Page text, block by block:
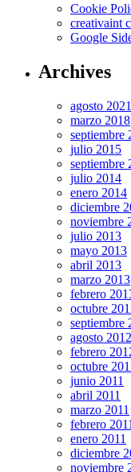
Cookie
creativaint
Google
Archives
agosto 2021
marzo 2018
septiembre
julio 2015
septiembre
julio 2014
enero 2014
diciembre
noviembre
julio 2013
mayo 2013
abril 2013
marzo 2013
febrero
octubre
septiembre
agosto 2012
febrero
octubre
junio 2011
abril 2011
marzo 2011
febrero 2011
enero 2011
diciembre
noviembre